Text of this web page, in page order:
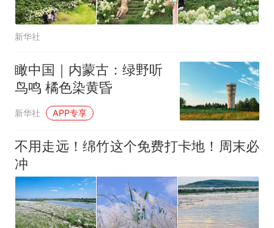
新华社
瞰中国｜内蒙古：绿野听
鸟鸣 橘色染黄昏
新华社 APP专享
不用走远！绵竹这个免费打卡地！周末必
冲